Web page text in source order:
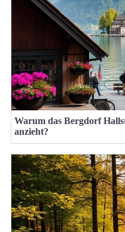
Warum das Bergdorf
anzieht?